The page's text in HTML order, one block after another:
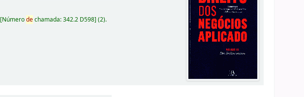
[Númerodechamada:342.2 D598](2).